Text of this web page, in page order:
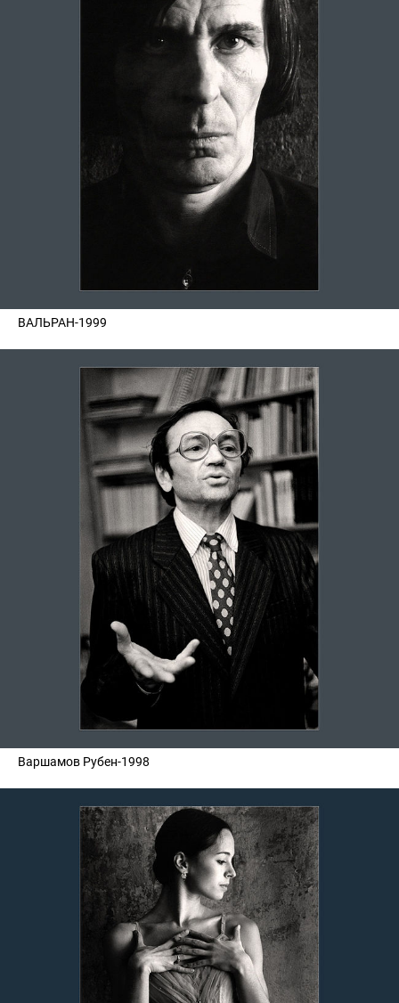
ВАЛЬРАН-1999
Варшамов Рубен-1998